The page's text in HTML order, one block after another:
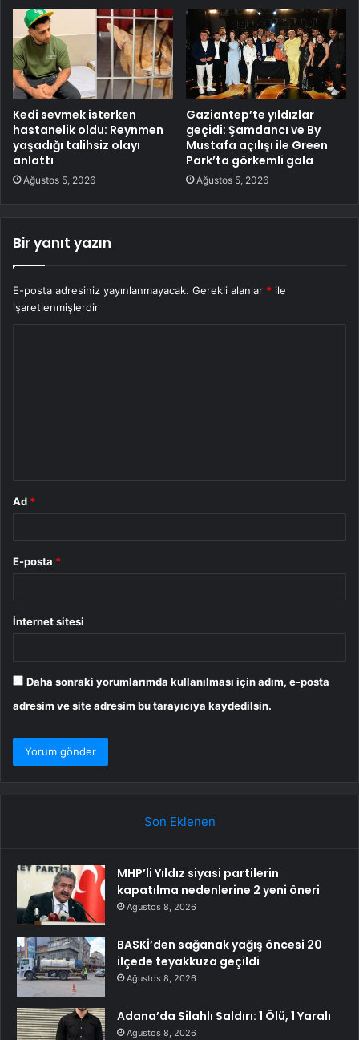
Kedi sevmek isterken
hastanelik oldu: Reynmen
yaşadığı talihsiz olayı
anlattı
Ağustos 5, 2026
Gaziantep’te yıldızlar
geçidi: Şamdancı ve By
Mustafa açılışı ile Green
Park’ta görkemli gala
Ağustos 5, 2026
Bir yanıt yazın
E-posta adresiniz yayınlanmayacak. Gerekli alanlar * ile
işaretlenmişlerdir
Ad *
E-posta *
İnternet sitesi
Daha sonraki yorumlarımda kullanılması için adım, e-posta
adresim ve site adresim bu tarayıcıya kaydedilsin.
Son Eklenen
MHP’li Yıldız siyasi partilerin
kapatılma nedenlerine 2 yeni öneri
Ağustos 8, 2026
BASKİ’den sağanak yağış öncesi 20
ilçede teyakkuza geçildi
Ağustos 8, 2026
Adana’da Silahlı Saldırı: 1 Ölü, 1 Yaralı
Ağustos 8, 2026